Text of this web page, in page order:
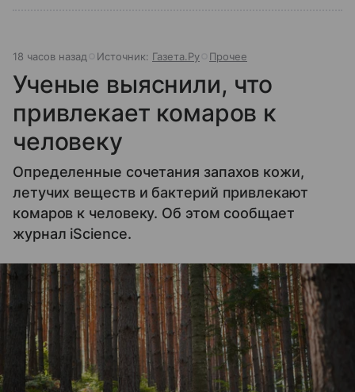
18 часов назад Источник: Газета.Ру Прочее
Ученые выяснили, что
привлекает комаров к
человеку
Определенные сочетания запахов кожи,
летучих веществ и бактерий привлекают
комаров к человеку. Об этом сообщает
журнал iScience.